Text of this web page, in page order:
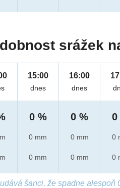
srážek
15:00
dnes
0 %
0 mm
0 mm
16:00
dnes
0 %
0 mm
0 mm
0
0
0
šanci, že spadne alespoň